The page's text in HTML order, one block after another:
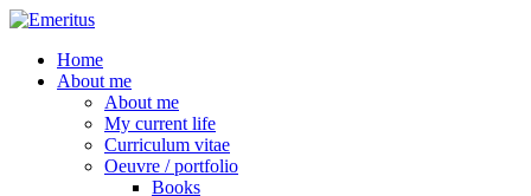
Skip
main
content
search
Menu
Home
About me
About me
My current life
Curriculum vitae
Oeuvre / portfolio
Books